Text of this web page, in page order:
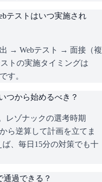
テストはいつ実施され
→ Webテスト → 面接（複
トの実施タイミングは
す。
つから始めるべき？
レゾナックの選考時期
ら逆算して計画を立てま
ば、毎日15分の対策でも十
通過できる？